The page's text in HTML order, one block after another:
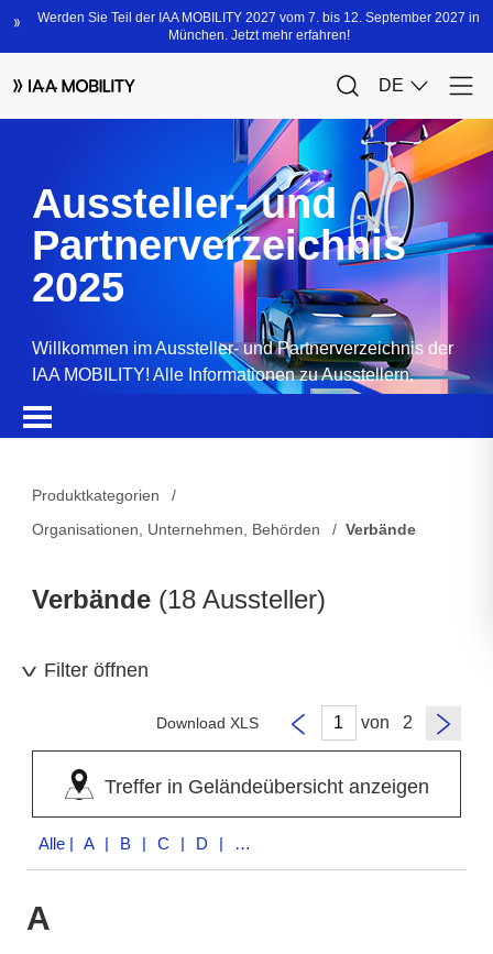
Aussteller- und
Partnerverzeichnis
2025
Willkommen im Aussteller- und Partnerverzeichnis der
IAA MOBILITY! Alle Informationen zu Ausstellern,
Produktkategorien
Organisationen, Unternehmen, Behörden
Verbände
Verbände (18 Aussteller)
Filter öffnen
Download XLS von
Treffer in Geländeübersicht anzeigen
Alle | A | B | C | D | F | G | I | N | O | T | U | V
A